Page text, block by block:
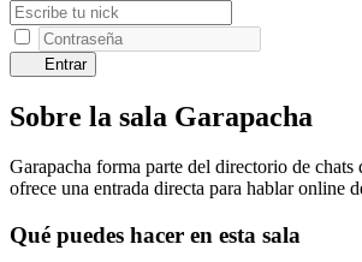
Entrar
Sobre la sala Garapacha
Garapacha forma parte del directorio de chats
ofrece una entrada directa para hablar online
Qué puedes hacer en esta sala